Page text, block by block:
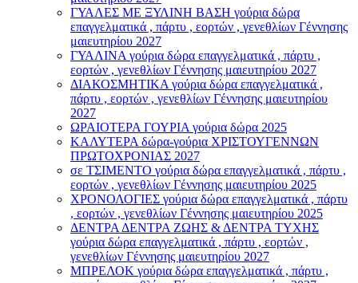
ΓΥΑΛΕΣ ΜΕ ΞΥΛΙΝΗ ΒΑΣΗ γούρια δώρα
επαγγελματικά , πάρτυ , εορτών , γενεθλίων Γέννησης
μαιευτηρίου 2027
ΓΥΑΛΙΝΑ γούρια δώρα επαγγελματικά , πάρτυ ,
εορτών , γενεθλίων Γέννησης μαιευτηρίου 2027
ΔΙΑΚΟΣΜΗΤΙΚΑ γούρια δώρα επαγγελματικά ,
πάρτυ , εορτών , γενεθλίων Γέννησης μαιευτηρίου
2027
ΩΡΑΙΟΤΕΡΑ ΓΟΥΡΙΑ γούρια δώρα 2025
ΚΑΛΥΤΕΡΑ δώρα-γούρια ΧΡΙΣΤΟΥΓΕΝΝΩΝ
ΠΡΩΤΟΧΡΟΝΙΑΣ 2027
σε ΤΣΙΜΕΝΤΟ γούρια δώρα επαγγελματικά , πάρτυ ,
εορτών , γενεθλίων Γέννησης μαιευτηρίου 2025
ΧΡΟΝΟΛΟΓΙΕΣ γούρια δώρα επαγγελματικά , πάρτυ
, εορτών , γενεθλίων Γέννησης μαιευτηρίου 2025
ΔΕΝΤΡΑ ΔΕΝΤΡΑ ΖΩΗΣ & ΔΕΝΤΡΑ ΤΥΧΗΣ
γούρια δώρα επαγγελματικά , πάρτυ , εορτών ,
γενεθλίων Γέννησης μαιευτηρίου 2027
ΜΠΡΕΛΟΚ γούρια δώρα επαγγελματικά , πάρτυ ,